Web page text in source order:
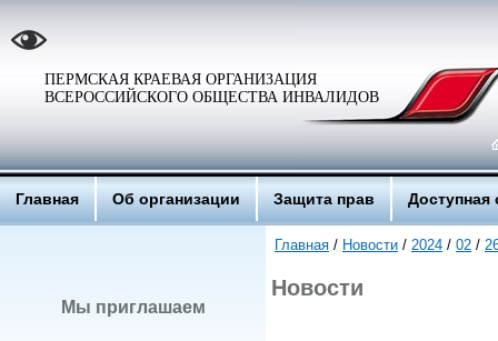
ПЕРМСКАЯ КРАЕВАЯ ОРГАНИЗАЦИЯ
ВСЕРОССИЙСКОГО ОБЩЕСТВА ИНВАЛИДОВ
Главная Об организации Защита прав Доступная
Мы приглашаем
Главная / Новости / 2024 / 02 /
Новости